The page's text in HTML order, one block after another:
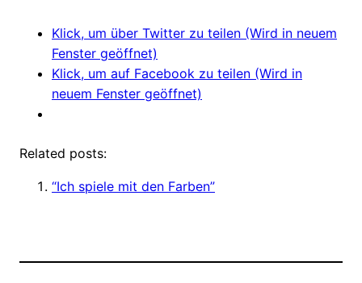
Klick, um über Twitter zu teilen (Wird in neuem
Fenster geöffnet)
Klick, um auf Facebook zu teilen (Wird in
neuem Fenster geöffnet)
Related posts:
“Ich spiele mit den Farben”